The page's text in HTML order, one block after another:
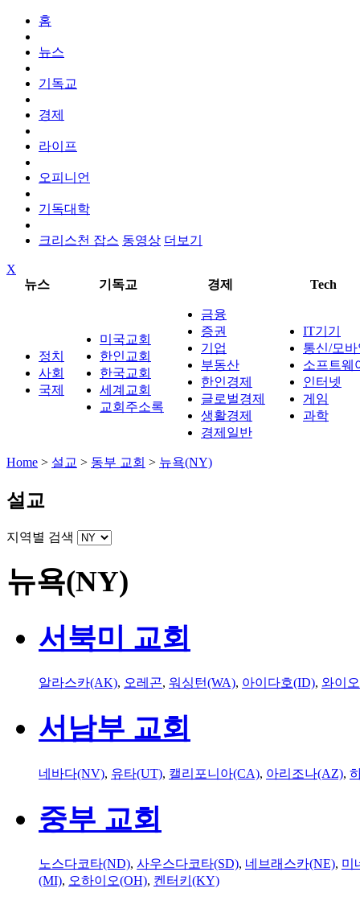
홈
뉴스
기독교
경제
라이프
오피니언
기독대학
크리스천 잡스 동영상 더보기
X
뉴스
기독교 경제 Tech
정치
사회
국제
미국교회
한인교회
한국교회
세계교회
교회주소록
금융
증권
기업
부동산
한인경제
글로벌경제
생활경제
경제일반
IT기기
통신/모
소프트웨
인터넷
게임
과학
Home > 설교 > 동부 교회 > 뉴욕(NY)
설교
지역별 검색
뉴욕(NY)
서북미 교회
알라스카(AK), 오레곤, 워싱턴(WA), 아이다호(ID), 와이
서남부 교회
네바다(NV), 유타(UT), 캘리포니아(CA), 아리조나(AZ),
중부 교회
노스다코타(ND), 사우스다코타(SD), 네브래스카(NE), 미
(MI), 오하이오(OH), 켄터키(KY)